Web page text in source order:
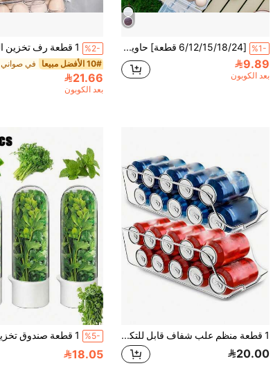
%1- [6/12/15/18/24 قطعة] حاوية تخزين البيض الخارجية | منظم البيض متعدد الطبقات القابل للتكديس | فاصل عميق مضاد للكسر ومضاد للاصطدام | مادة معززة مع تصميم قفل آمن | مناسب للتخييم والثلاجة والخزانة | الحياة الصحية تبدأ بالبيض | أداة تخزين أساسية لثلاجة المطبخ (شفاف)
9.89
بعد الكوبون
%2-
10# الأفضل مبيعا
21.66
بعد الكوبون
1 قطعة منظم علب شفاف قابل للتكديس - موفر للمساحة، مناسب لتخزين المؤن والثلاجة، وصول سهل للمشروبات الغازية والحساء والأطعمة المعلبة، ضروري لتخزين المطبخ
20.00
%5-
18.05